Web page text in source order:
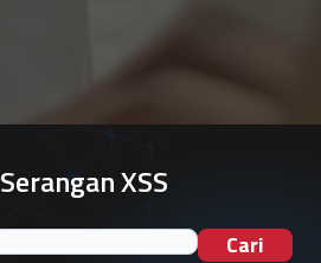
Serangan XSS
Cari